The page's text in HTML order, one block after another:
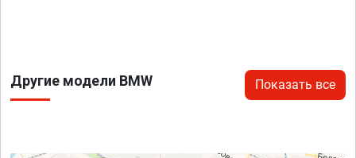
Другие модели BMW Показать все